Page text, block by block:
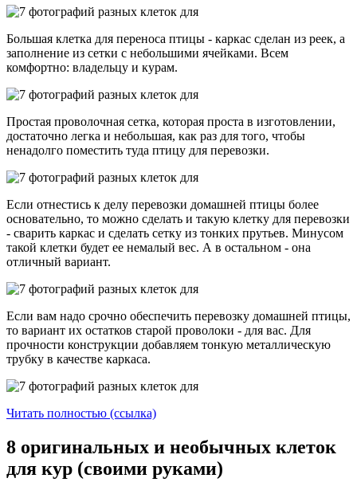
Большая клетка для переноса птицы - каркас сделан из реек, а
заполнение из сетки с небольшими ячейками. Всем
комфортно: владельцу и курам.
Простая проволочная сетка, которая проста в изготовлении,
достаточно легка и небольшая, как раз для того, чтобы
ненадолго поместить туда птицу для перевозки.
Если отнестись к делу перевозки домашней птицы более
основательно, то можно сделать и такую клетку для перевозки
- сварить каркас и сделать сетку из тонких прутьев. Минусом
такой клетки будет ее немалый вес. А в остальном - она
отличный вариант.
Если вам надо срочно обеспечить перевозку домашней птицы,
то вариант их остатков старой проволоки - для вас. Для
прочности конструкции добавляем тонкую металлическую
трубку в качестве каркаса.
Читать полностью (ссылка)
8 оригинальных и необычных клеток
для кур (своими руками)